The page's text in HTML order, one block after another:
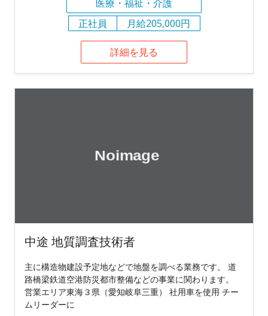
医療・福祉・介護
正社員
月給205,000円
詳細を見る
中途 地質調査技術者
主に構造物建設予定地などで地盤を調べる業務です。 道
路橋梁鉄道空港防災都市整備などの事業に関わります。
営業エリア東海３県（愛知岐阜三重） 社用車を使用 チー
ムリーダーに